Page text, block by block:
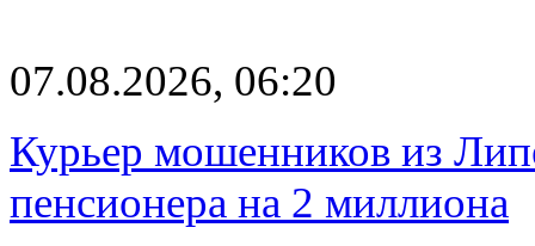
07.08.2026, 06:20
Курьер мошенников из
пенсионера на 2 миллиона